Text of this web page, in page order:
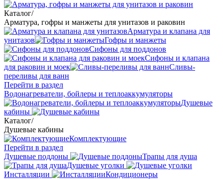
Каталог/
Арматура, гофры и манжеты для унитазов и раковин
Арматура и клапана для
унитазов
Гофры и манжеты
Сифоны для поддонов
Сифоны и клапана
для раковин и моек
Сливы-
переливы для ванн
Перейти в раздел
Водонагреватели, бойлеры и теплоаккумуляторы
Душевые
кабины
Каталог/
Душевые кабины
Комплектующие
Перейти в раздел
Душевые поддоны
Трапы для душа
Душевые уголки
Инсталляции
Кондиционеры